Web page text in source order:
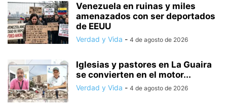
Venezuela en ruinas y miles
amenazados con ser deportados
de EEUU
Verdad y Vida - 4 de agosto de 2026
Iglesias y pastores en La Guaira
se convierten en el motor...
Verdad y Vida - 4 de agosto de 2026